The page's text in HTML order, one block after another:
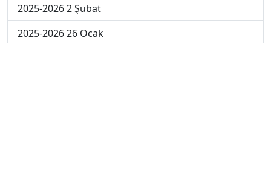
2025-2026 2 Şubat
2025-2026 26 Ocak